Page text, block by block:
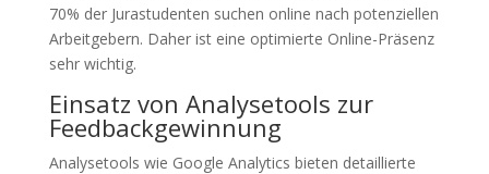
70% der Jurastudenten suchen online nach potenziellen
Arbeitgebern. Daher ist eine optimierte Online-Präsenz
sehr wichtig.
Einsatz von Analysetools zur
Feedbackgewinnung
Analysetools wie Google Analytics bieten detaillierte